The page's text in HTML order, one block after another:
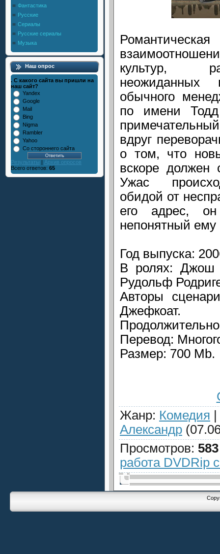
Фантастика
Русские
Сериалы
Русские сериалы
Музыка
Наш опрос
. С какого сайта вы пришли на
наш сайт?
Yandex
Google
Mail
Bing
Nigma
Rambler
Yahoo
Со стороннего сайта
Результаты | Архив опросов
Всего ответов: 65
культур,
обычного
по имени
вдруг
о том, что
вскоре должен
Ужас
обидой от
его адрес,
непонятный
Год выпуска:
В ролях: Джош
Рудольф
Авторы
Джефкоат.
Перевод:
Размер: 700 Mb.
Жанр: Комедия |
Александр
Просмотров: 583
работа DVDRip